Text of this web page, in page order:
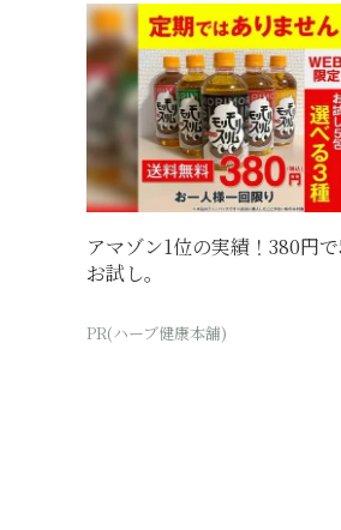
アマゾン1位の実績！380円
お試し。
PR(ハーブ健康本舗)